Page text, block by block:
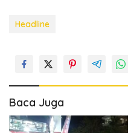
Headline
Baca Juga